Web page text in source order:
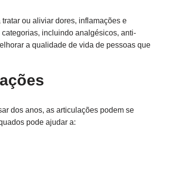
ou aliviar dores, inflamações e
incluindo analgésicos, anti-
a qualidade de vida de pessoas que
dos anos, as articulações podem se
pode ajudar a: